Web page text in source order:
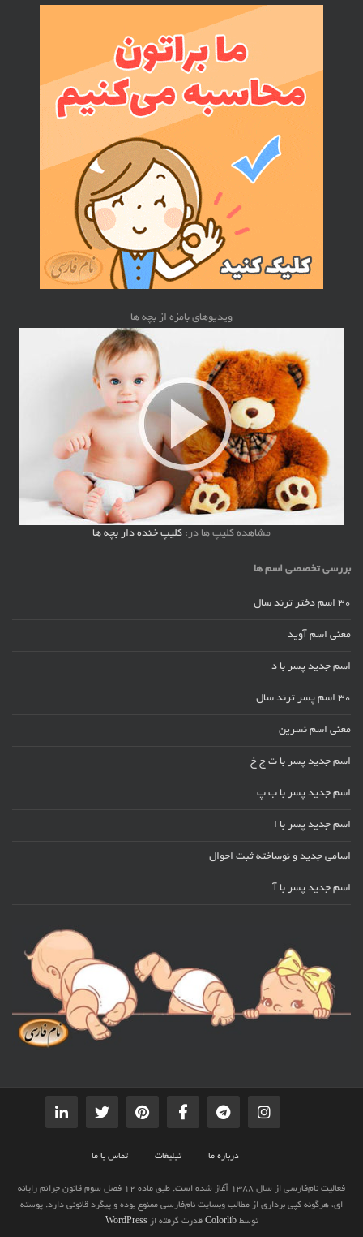
ویدیوهای بامزه از بچه ها
مشاهده کلیپ ها در: کلیپ خنده دار بچه ها
بررسی تخصصی اسم ها
30 اسم دختر ترند سال
معنی اسم آوید
اسم جدید پسر با د
30 اسم پسر ترند سال
معنی اسم نسرین
اسم جدید پسر با ت ج خ
اسم جدید پسر با ب پ
اسم جدید پسر با ا
اسامی جدید و نوساخته ثبت احوال
اسم جدید پسر با آ
درباره ما تبلیغات تماس با ما
فعالیت نام‌فارسی از سال 1388 آغاز شده است. طبق ماده 12 فصل سوم قانون جرائم رایانه
ای، هرگونه کپی برداری از مطالب وبسایت نام‌فارسی ممنوع بوده و پیگرد قانونی دارد. پوسته
توسطColorlib قدرت گرفته ازWordPress